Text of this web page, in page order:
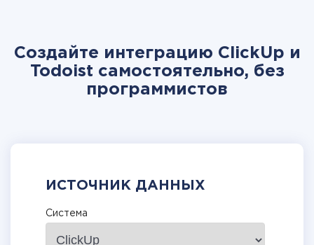
Создайте интеграцию ClickUp и
Todoist самостоятельно, без
программистов
ИСТОЧНИК ДАННЫХ
Система